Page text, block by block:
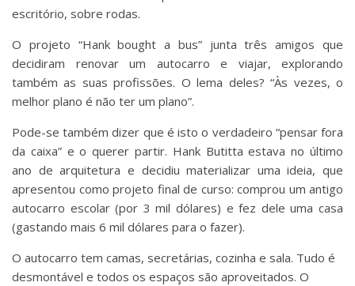
escritório, sobre rodas.
O projeto “Hank bought a bus” junta três amigos que
decidiram renovar um autocarro e viajar, explorando
também as suas profissões. O lema deles? “Às vezes, o
melhor plano é não ter um plano”.
Pode-se também dizer que é isto o verdadeiro “pensar fora
da caixa” e o querer partir. Hank Butitta estava no último
ano de arquitetura e decidiu materializar uma ideia, que
apresentou como projeto final de curso: comprou um antigo
autocarro escolar (por 3 mil dólares) e fez dele uma casa
(gastando mais 6 mil dólares para o fazer).
O autocarro tem camas, secretárias, cozinha e sala. Tudo é
desmontável e todos os espaços são aproveitados. O